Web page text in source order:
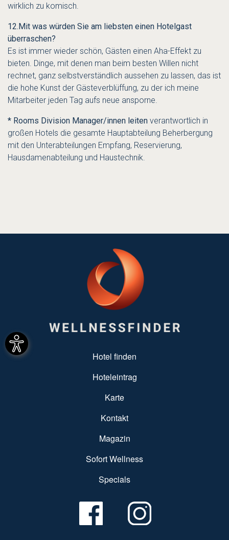
wirklich zu komisch.
12.Mit was würden Sie am liebsten einen Hotelgast
überraschen?
Es ist immer wieder schön, Gästen einen Aha-Effekt zu
bieten. Dinge, mit denen man beim besten Willen nicht
rechnet, ganz selbstverständlich aussehen zu lassen, das ist
die hohe Kunst der Gästeverblüffung, zu der ich meine
Mitarbeiter jeden Tag aufs neue ansporne.
* Rooms Division Manager/innen leiten verantwortlich in
großen Hotels die gesamte Hauptabteilung Beherbergung
mit den Unterabteilungen Empfang, Reservierung,
Hausdamenabteilung und Haustechnik.
SUBFOOTER MENU
Hotel finden
Hoteleintrag
Karte
Kontakt
Magazin
Sofort Wellness
Specials